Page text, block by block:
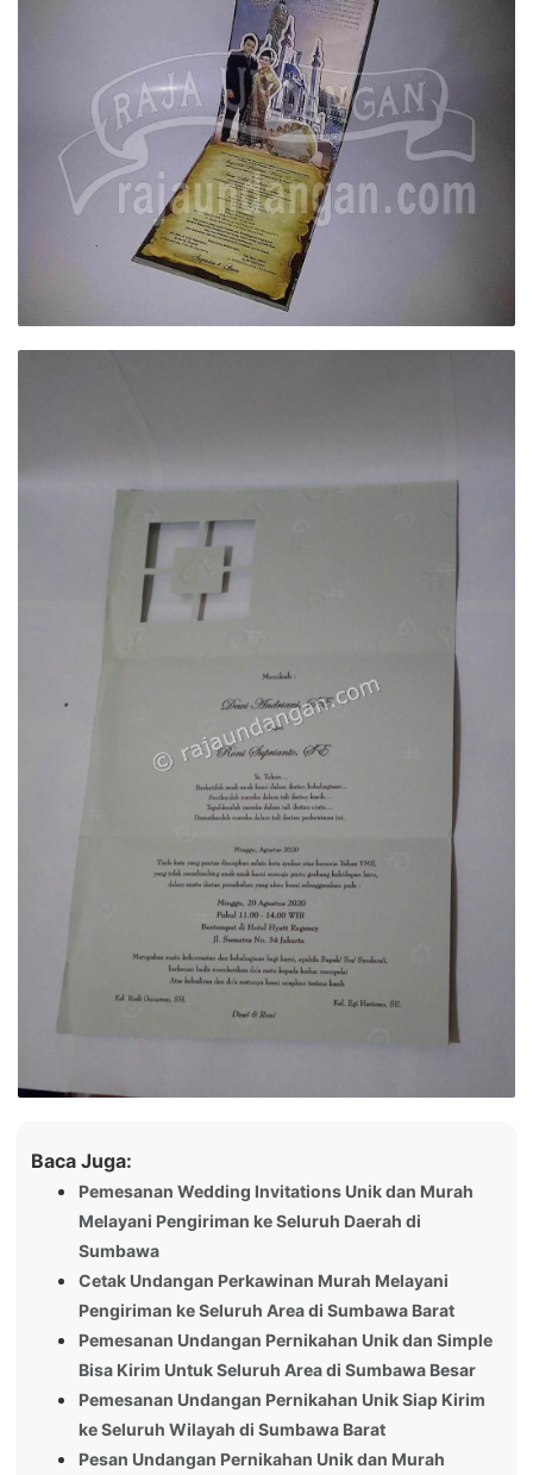
Baca Juga:
Pemesanan Wedding Invitations Unik dan Murah
Melayani Pengiriman ke Seluruh Daerah di
Sumbawa
Cetak Undangan Perkawinan Murah Melayani
Pengiriman ke Seluruh Area di Sumbawa Barat
Pemesanan Undangan Pernikahan Unik dan Simple
Bisa Kirim Untuk Seluruh Area di Sumbawa Besar
Pemesanan Undangan Pernikahan Unik Siap Kirim
ke Seluruh Wilayah di Sumbawa Barat
Pesan Undangan Pernikahan Unik dan Murah